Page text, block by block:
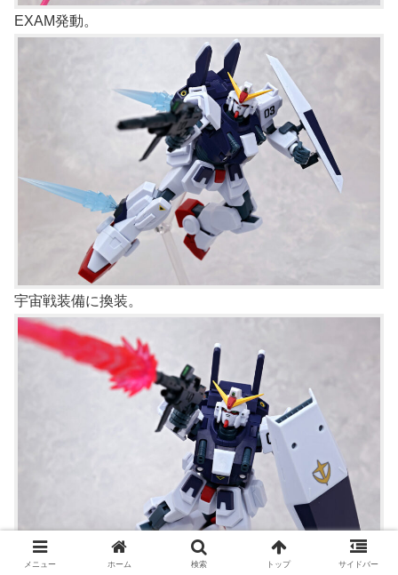
EXAM発動。
宇宙戦装備に換装。
メニュー ホーム 検索 トップ サイドバー